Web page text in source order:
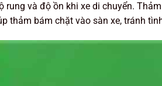
rung và độ ồn khi xe di chuyển.
thảm bám chặt vào sàn xe, tránh